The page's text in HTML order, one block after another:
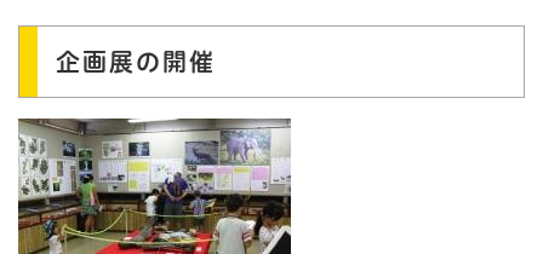
企画展の開催